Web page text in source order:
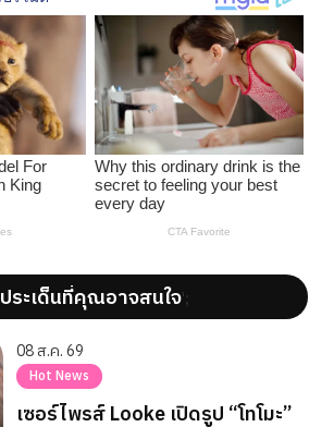
ประเด็นที่คุณอาจสนใจ';
08 ส.ค. 69
Hot News
เซอร์ไพรส์ Looke เปิดรูป “โทโมะ”